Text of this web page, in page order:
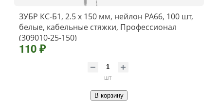
ЗУБР КС-Б1, 2.5 x 150 мм, нейлон РА66, 100 шт,
белые, кабельные стяжки, Профессионал
(309010-25-150)
110 ₽
шт
В корзину